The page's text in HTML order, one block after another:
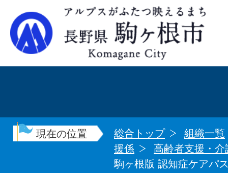
現在の位置 総合トップ
組織一覧
援係
高齢者支援・介
駒ヶ根版 認知症ケアパ